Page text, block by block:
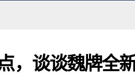
，谈谈魏牌全